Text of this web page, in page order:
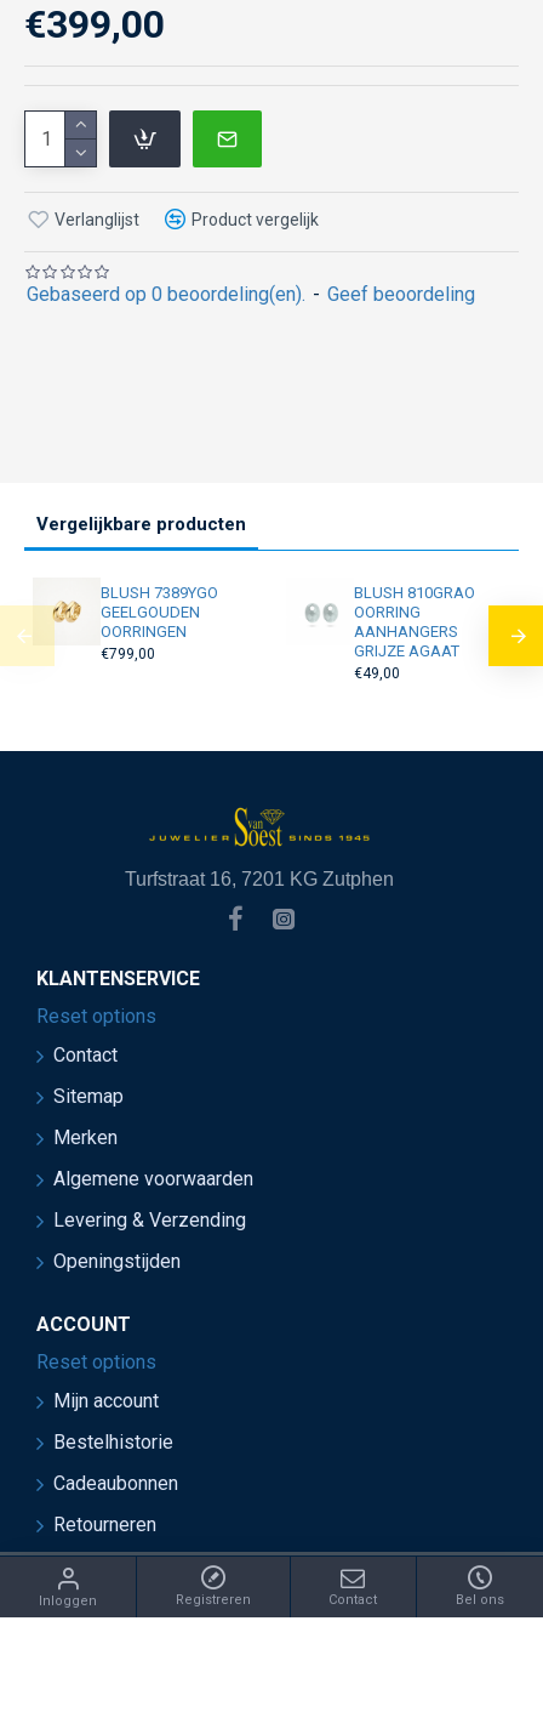
Gebaseerd op 0 beoordeling(en). - Geef beoordeling
€399,00
Verlanglijst Product vergelijk
Vergelijkbare producten
BLUSH 7389YGO
GEELGOUDEN
OORRINGEN
€799,00
BLUSH 810GRAO
OORRING
AANHANGERS
GRIJZE AGAAT
€49,00
Turfstraat 16, 7201 KG Zutphen
KLANTENSERVICE
Reset options
Contact
Sitemap
Merken
Algemene voorwaarden
Levering & Verzending
Openingstijden
ACCOUNT
Reset options
Mijn account
Bestelhistorie
Cadeaubonnen
Retourneren
2021 Juwelier van Soest - Ontwikkeld door OnlineBouwers
Inloggen Registreren Contact Bel ons